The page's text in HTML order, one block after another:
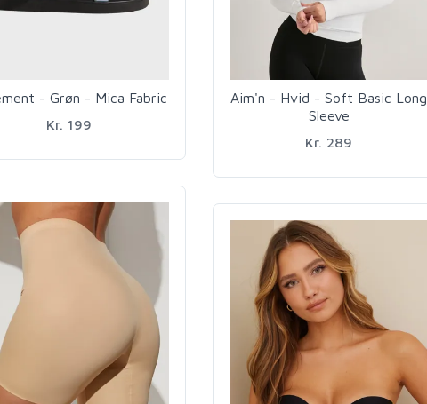
- Grøn - Mica Fabric
Kr. 199
Aim'n - Hvid - Soft Basic Long
Sleeve
Kr. 289